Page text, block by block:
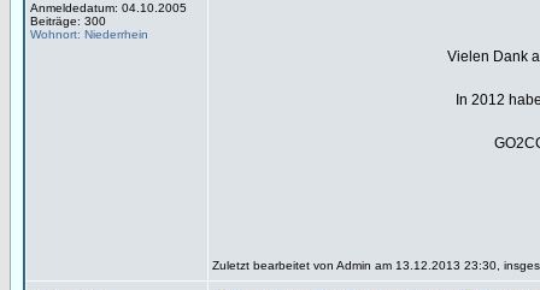
Anmeldedatum: 04.10.2005
Beiträge: 300
Wohnort: Niederrhein
Vielen Dank
In 2012
Zuletzt bearbeitet von Admin am 13.12.2013 23:30,